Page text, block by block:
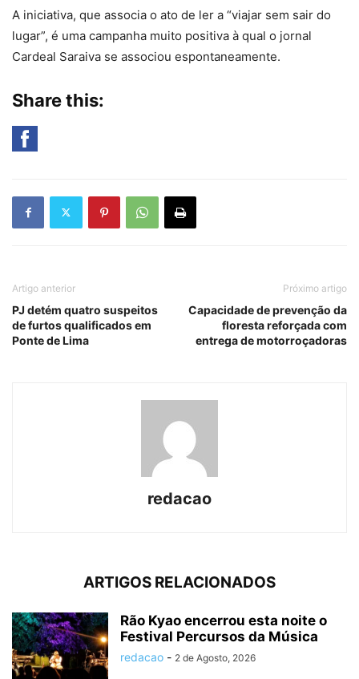
A iniciativa, que associa o ato de ler a “viajar sem sair do
lugar”, é uma campanha muito positiva à qual o jornal
Cardeal Saraiva se associou espontaneamente.
Share this:
Artigo anterior
PJ detém quatro suspeitos
de furtos qualificados em
Ponte de Lima
Próximo artigo
Capacidade de prevenção da
floresta reforçada com
entrega de motorroçadoras
redacao
ARTIGOS RELACIONADOS
Rão Kyao encerrou esta noite o
Festival Percursos da Música
redacao - 2 de Agosto, 2026